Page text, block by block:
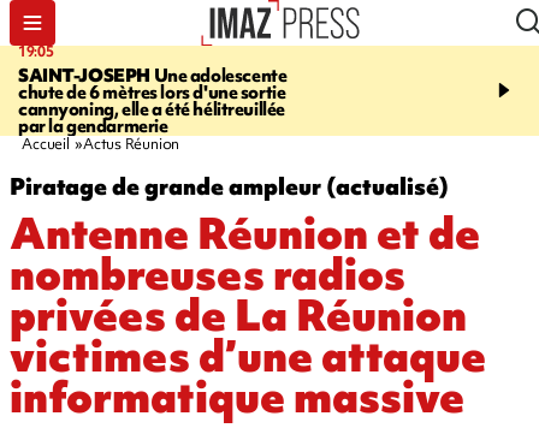
19:05
SAINT-JOSEPH Une adolescente
chute de 6 mètres lors d'une sortie
cannyoning, elle a été hélitreuillée
par la gendarmerie
20:44
rouée de coups,
Accueil Actus Réunion
Piratage de grande ampleur (actualisé)
Antenne Réunion et de
nombreuses radios
privées de La Réunion
victimes d’une attaque
informatique massive